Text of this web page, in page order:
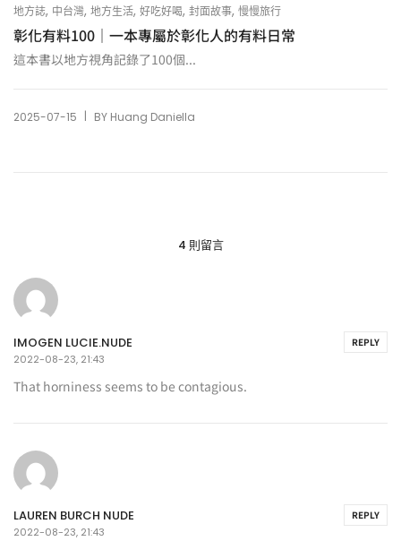
地方誌, 中台灣, 地方生活, 好吃好喝, 封面故事, 慢慢旅行
彰化有料100｜一本專屬於彰化人的有料日常
這本書以地方視角記錄了100個...
2025-07-15 | BY Huang Daniella
4 則留言
IMOGEN LUCIE.NUDE REPLY
2022-08-23, 21:43
That horniness seems to be contagious.
LAUREN BURCH NUDE REPLY
2022-08-23, 21:43